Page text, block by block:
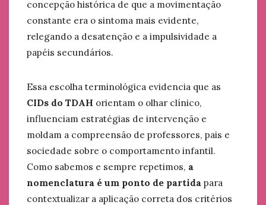
concepção histórica de que a movimentação
constante era o sintoma mais evidente,
relegando a desatenção e a impulsividade a
papéis secundários.
Essa escolha terminológica evidencia que as
CIDs do TDAH orientam o olhar clínico,
influenciam estratégias de intervenção e
moldam a compreensão de professores, pais e
sociedade sobre o comportamento infantil.
Como sabemos e sempre repetimos, a
nomenclatura é um ponto de partida para
contextualizar a aplicação correta dos critérios